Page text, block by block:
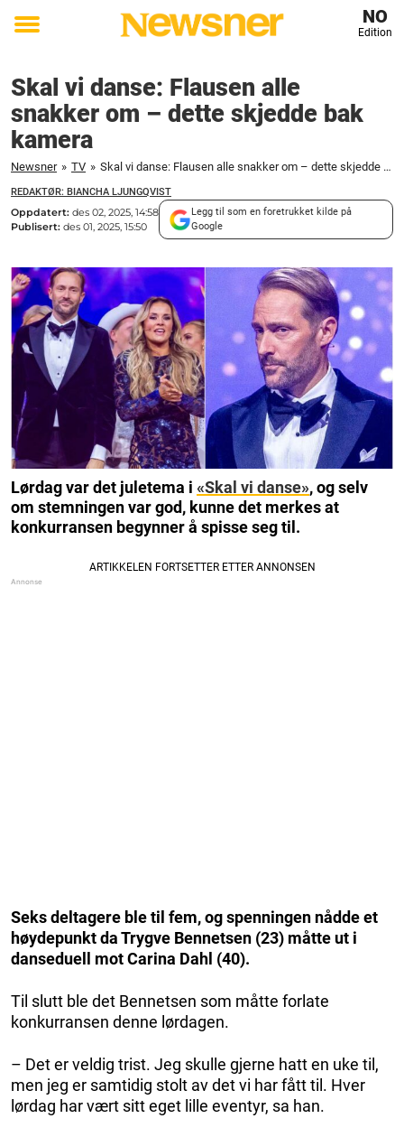
Toggle
NO
Edition
Skal vi danse: Flausen alle
snakker om – dette skjedde bak
kamera
Newsner » TV » Skal vi danse: Flausen alle snakker om – dette skjedde bak kamera
REDAKTØR: BIANCHA LJUNGQVIST
Oppdatert: des 02, 2025, 14:58
Publisert: des 01, 2025, 15:50
Legg til som en foretrukket kilde på
Google
Lørdag var det juletema i «Skal vi danse», og selv
om stemningen var god, kunne det merkes at
konkurransen begynner å spisse seg til.
Seks deltagere ble til fem, og spenningen nådde et
høydepunkt da Trygve Bennetsen (23) måtte ut i
danseduell mot Carina Dahl (40).
Til slutt ble det Bennetsen som måtte forlate
konkurransen denne lørdagen.
– Det er veldig trist. Jeg skulle gjerne hatt en uke til,
men jeg er samtidig stolt av det vi har fått til. Hver
lørdag har vært sitt eget lille eventyr, sa han.